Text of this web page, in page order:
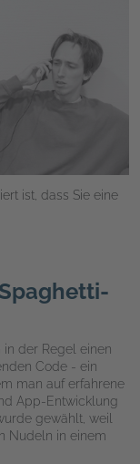
ist, dass Sie eine
in der Regel einen
Code - ein
man auf erfahrene
App-Entwicklung
gewählt, weil
Nudeln in einem